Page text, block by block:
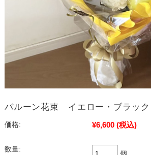
バルーン花束 イエロー・ブラッ
価格: ¥6,600 (税込)
数量: